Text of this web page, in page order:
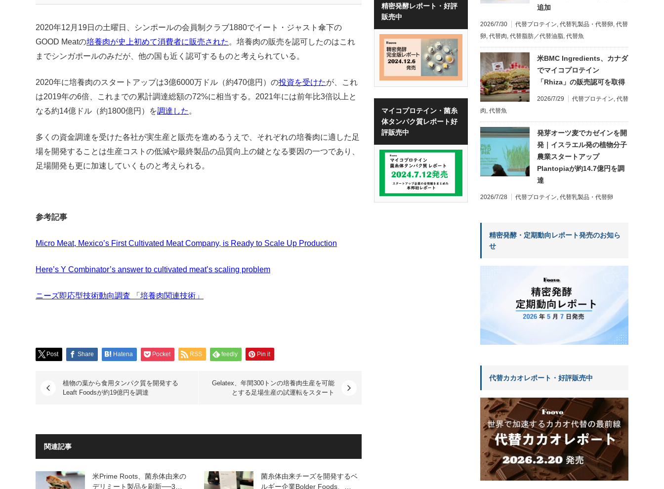
2020年12月19日の土曜日、シンポールの会員制クラブ1880でイート・ジャスト傘下の
GOOD Meatの培養肉が史上初めて消費者に販売された 。培養肉の販売を認可したのはこれ
までシンガポールのみだが、他の国も近く認可するものと考えられている。
2020年に培養肉のスタートアップは3億6000万ドル（約470億円）の投資を受けたが、これ
は2019年の6倍、これまでの累計調達総額の72%に相当する。2021年には前年比3倍以上と
なる約14億ドル（約1800億円）を調達した 。
多くの資金調達を受けた各社が実生産と販売を進めるうえで、それぞれの培養肉に適した足
場を開発することは生産コストの低減や最終製品の品質向上の鍵となる要因の一つであり、
足場開発も更に加速していくものと考えられる。
参考記事
Micro Meat, Mexico’s First Cultivated Meat Company, is Ready to Scale Up Production
Here’s Y Combinator’s answer to cultivated meat’s scaling problem
ニーズ即応型技術動向調査 「培養肉関連技術」
Post Share Hatena Pocket RSS feedly Pin it
植物の葉から食用タンパク質を開発する
Leaft Foodsが約19億円を調達
Gelatex、年間300トンの培養肉生産を可能
とする足場生産の試運転をスタート
関連記事
米Prime Roots、菌糸体由来の
デリミート製品を刷新──3…
菌糸体由来チーズを開発するベ
ルギー企業Bolder Foods、…
精密発酵レポート・好評
販売中
マイコプロテイン・菌糸
体タンパク質レポート好
評販売中
追加
2026/7/30 代替プロテイン 代替乳製品・代替卵 代替
卵 代替肉 代替脂肪／代替油脂 代替魚
米BMC Ingredients、カナダ
でマイコプロテイン
「Rhiza」の販売認可を取得
2026/7/29 代替プロテイン 代替
肉 代替魚
発芽オーツ麦でカゼインを開
発｜イスラエル発の植物分子
農業スタートアップ
Plantopiaが約14.7億円を調
達
2026/7/28 代替プロテイン 代替乳製品・代替卵
精密発酵・定期動向レポート発売のお知ら
せ
代替カカオレポート・好評販売中